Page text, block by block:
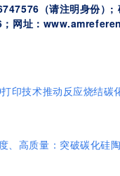
（请注明身份） ;
；网址：
印技术推动反应烧结碳
、高质量：突破碳化硅